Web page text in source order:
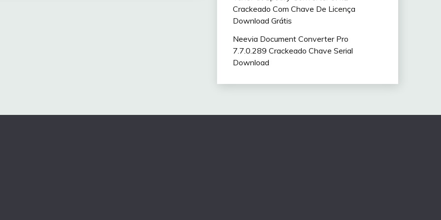
Crackeado Com Chave De Licença
Download Grátis
Neevia Document Converter Pro
7.7.0.289 Crackeado Chave Serial
Download